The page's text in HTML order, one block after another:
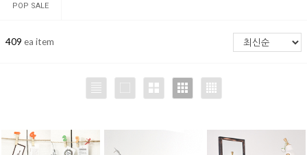
POP SALE
409 ea item